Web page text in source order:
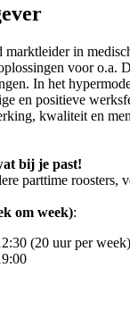
in
voor o.a.
In het
en positieve
kwaliteit en
bij je past!
parttime roosters,
om week):
(20 uur per week)